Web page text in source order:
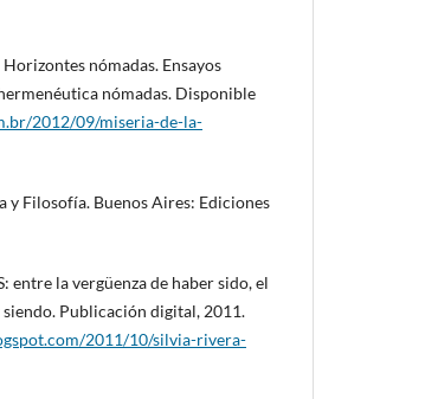
nómadas. Ensayos
nómadas. Disponible
2012/09/miseria-de-la-
y Filosofía. Buenos Aires: Ediciones
entre la vergüenza de haber sido, el
Publicación digital, 2011.
2011/10/silvia-rivera-